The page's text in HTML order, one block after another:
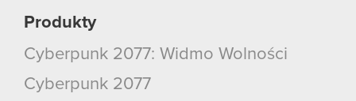
Produkty
Cyberpunk 2077: Widmo Wolności
Cyberpunk 2077